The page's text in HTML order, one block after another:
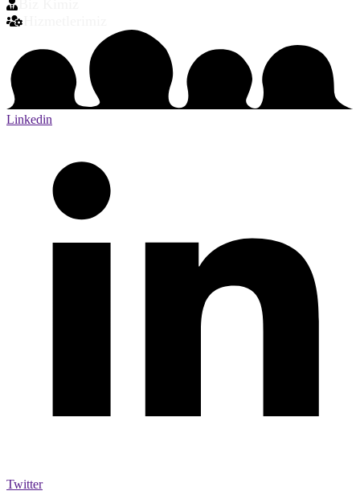
Linkedin
Twitter